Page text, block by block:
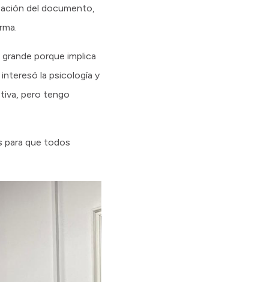
del documento,
porque implica
la psicología y
pero tengo
para que todos